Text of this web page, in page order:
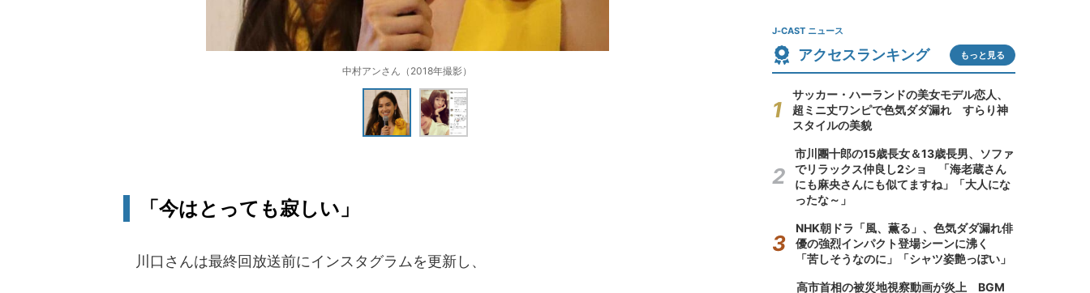
中村アンさん（2018年撮影）
「今はとっても寂しい」
川口さんは最終回放送前にインスタグラムを更新し、
J-CAST ニュース
アクセスランキング もっと見る
サッカー・ハーランドの美女モデル恋人、
超ミニ丈ワンピで色気ダダ漏れ すらり神
スタイルの美貌
市川團十郎の15歳長女＆13歳長男、ソファ
でリラックス仲良し2ショ 「海老蔵さん
にも麻央さんにも似てますね」「大人にな
ったな～」
NHK朝ドラ「風、薫る」、色気ダダ漏れ俳
優の強烈インパクト登場シーンに沸く
「苦しそうなのに」「シャツ姿艶っぽい」
高市首相の被災地視察動画が炎上 BGM